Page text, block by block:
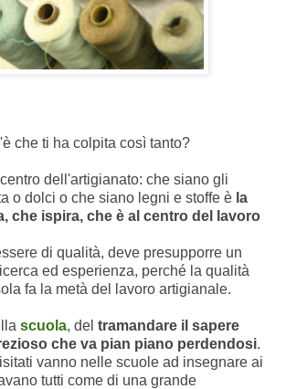
che ti ha colpita così tanto?
dell'artigianato: che siano gli
o dolci o che siano legni e stoffe è la
che ispira, che è al centro del lavoro
di qualità, deve presupporre un
ed esperienza, perché la qualità
fa la metà del lavoro artigianale.
scuola, del tramandare il sapere
che va pian piano perdendosi.
vanno nelle scuole ad insegnare ai
tutti come di una grande